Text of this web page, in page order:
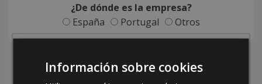
¿De dónde es la empresa?
España
Portugal Otros
Información sobre cookies